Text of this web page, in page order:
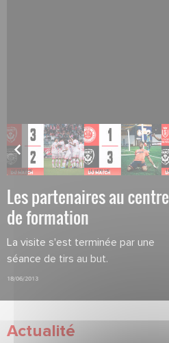
Les partenaires au centre
de formation
La visite s'est terminée par une
séance de tirs au but.
18/06/2013
Actualité